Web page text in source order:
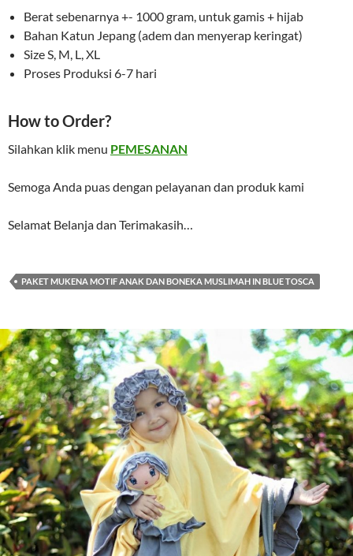
Berat sebenarnya +- 1000 gram, untuk gamis + hijab
Bahan Katun Jepang (adem dan menyerap keringat)
Size S, M, L, XL
Proses Produksi 6-7 hari
How to Order?
Silahkan klik menu PEMESANAN
Semoga Anda puas dengan pelayanan dan produk kami
Selamat Belanja dan Terimakasih…
PAKET MUKENA MOTIF ANAK DAN BONEKA MUSLIMAH IN BLUE TOSCA